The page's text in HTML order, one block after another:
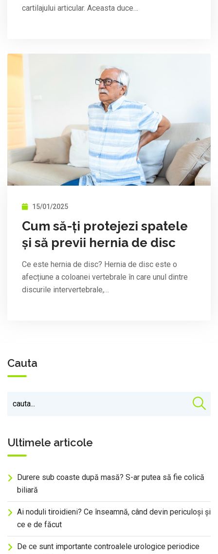
cartilajului articular. Aceasta duce…
15/01/2025
Cum să-ți protejezi spatele
și să previi hernia de disc
Ce este hernia de disc? Hernia de disc este o
afecțiune a coloanei vertebrale în care unul dintre
discurile intervertebrale,…
Cauta
Ultimele articole
Durere sub coaste după masă? S-ar putea să fie colică
biliară
Ai noduli tiroidieni? Ce înseamnă, când devin periculoși și
ce e de făcut
De ce sunt importante controalele urologice periodice